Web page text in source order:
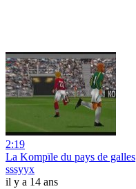
2:19
La Kompïle du pays de galles
sssyyx
il y a 14 ans